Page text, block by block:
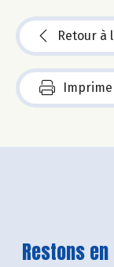
Retour à
Restons